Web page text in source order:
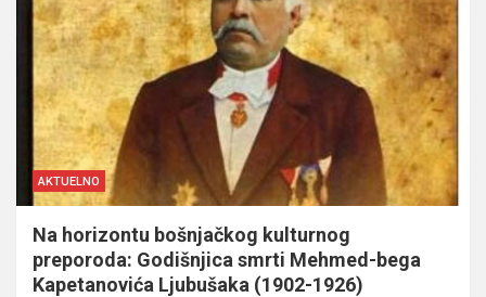
AKTUELNO
Na horizontu bošnjačkog kulturnog
preporoda: Godišnjica smrti Mehmed-bega
Kapetanovića Ljubušaka (1902-1926)